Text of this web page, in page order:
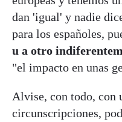
dan 'igual' y nadie
para los españoles,
u a otro
"el impacto en unas
Alvise, con todo, con
circunscripciones,